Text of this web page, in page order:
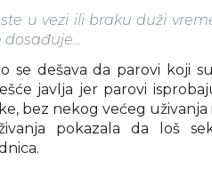
u vezi ili braku duži
dosađuje...
se dešava da parovi koji
javlja jer parovi
bez nekog većeg
pokazala da loš